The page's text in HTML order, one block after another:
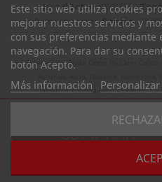
COMPRAR
Entrega 24-48 horas
producto:1026313-
Alimentación -Precio:13.95
Este sitio web utiliza cookies
mejorar nuestros servicios y
con sus preferencias mediante
navegación. Para dar su
botón Acepto.
Más información
Botella con Pajita Done By Deer Croco
Castellón, Ciudad Real, Córdoba, La
Granada, Guadalajara, Guipuzcoa,
Madrid, Málaga, Murcia, Navarra,